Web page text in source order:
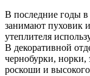
В последние годы
занимают пуховик
утеплителя
В декоративной
чернобурки, норки,
роскоши и